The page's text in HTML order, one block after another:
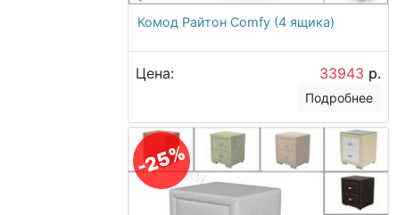
Комод Райтон Comfy (4 ящика)
Цена: 33943 р.
Подробнее
-25%